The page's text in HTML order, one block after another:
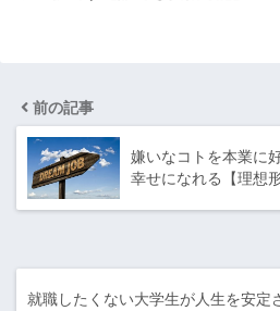
前の記事
嫌いなコトを本業に
幸せになれる【理想
就職したくない大学生が人生を安定